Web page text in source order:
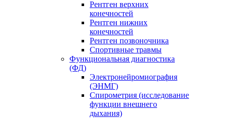
Рентген верхних
конечностей
Рентген нижних
конечностей
Рентген позвоночника
Спортивные травмы
Функциональная диагностика
(ФД)
Электронейромиография
(ЭНМГ)
Спирометрия (исследование
функции внешнего
дыхания)